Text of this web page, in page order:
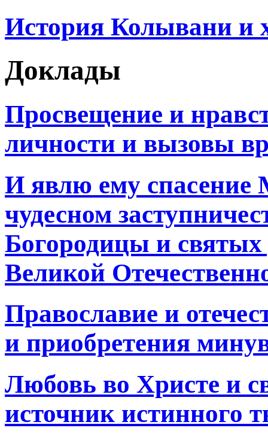
История Колывани и
Доклады
Просвещение и
личности и вызовы
И явлю ему спасение
чудесном
Богородицы и святых
Великой
Православие и
и приобретения
Любовь во Христе и
источник истинного